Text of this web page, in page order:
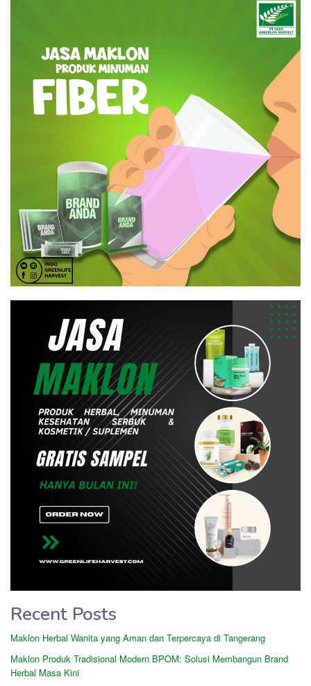
Recent Posts
Maklon Herbal Wanita yang Aman dan Terpercaya di Tangerang
Maklon Produk Tradisional Modern BPOM: Solusi Membangun Brand
Herbal Masa Kini